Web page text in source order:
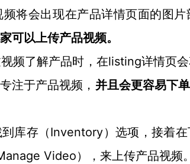
将会出现在产品详情页面的图片
可以上传产品视频。
频了解产品时，在listing详情页
注于产品视频， 并且会更容易下单
库存（Inventory）选项，接着
Video），来上传产品视频。